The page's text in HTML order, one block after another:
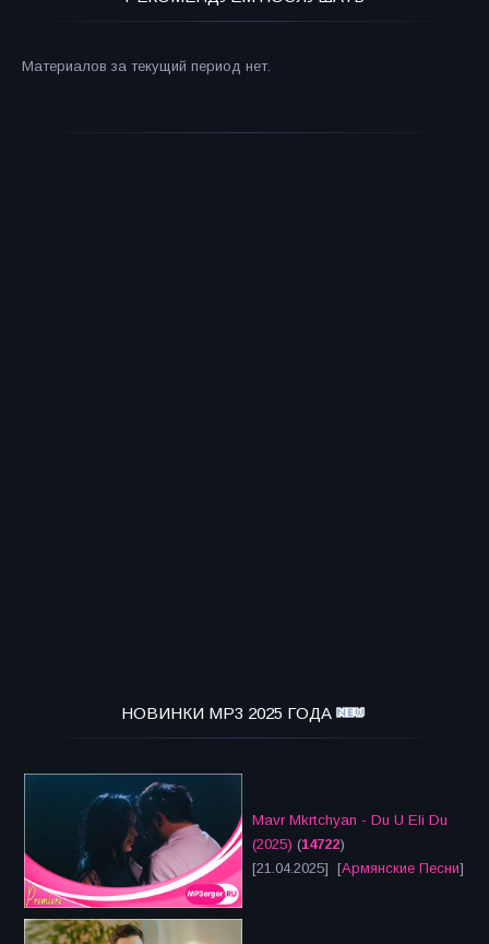
Материалов за текущий период нет.
НОВИНКИ MP3 2025 ГОДА
Mavr Mkrtchyan - Du U Eli Du
(2025) (14722)
[21.04.2025] [Армянские Песни]